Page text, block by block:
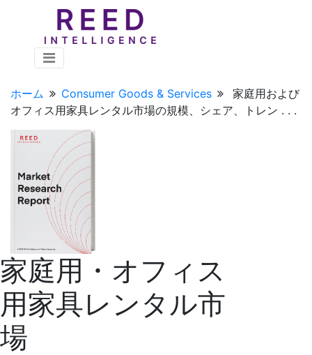
ホーム Consumer Goods & Services
家庭用および
オフィス用家具レンタル市場の規模、シェア、トレン . . .
家庭用・オフィス
用家具レンタル市
場